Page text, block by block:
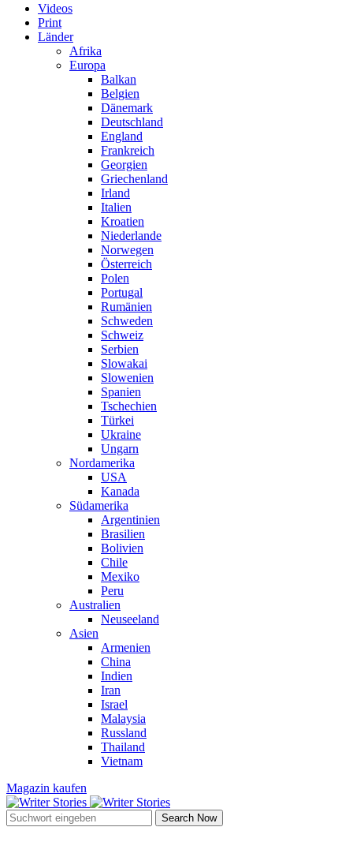
Videos
Print
Länder
Afrika
Europa
Balkan
Belgien
Dänemark
Deutschland
England
Frankreich
Georgien
Griechenland
Irland
Italien
Kroatien
Niederlande
Norwegen
Österreich
Polen
Portugal
Rumänien
Schweden
Schweiz
Serbien
Slowakai
Slowenien
Spanien
Tschechien
Türkei
Ukraine
Ungarn
Nordamerika
USA
Kanada
Südamerika
Argentinien
Brasilien
Bolivien
Chile
Mexiko
Peru
Australien
Neuseeland
Asien
Armenien
China
Indien
Iran
Israel
Malaysia
Russland
Thailand
Vietnam
Magazin kaufen
Search Now